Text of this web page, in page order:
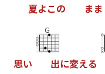
夏よこの まま
思い
G
出に変える